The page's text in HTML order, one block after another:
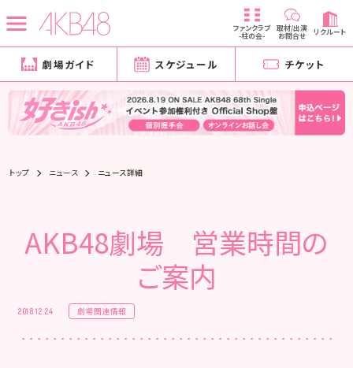
ファンクラブ
-柱の会-
取材/出演
お問合せ リクルート
劇場ガイド スケジュール チケット
トップ ニュース ニュース詳細
AKB48劇場 営業時間の
ご案内
2018.12.24 劇場関連情報